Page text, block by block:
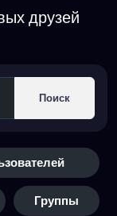
друзей
Поиск
Группы